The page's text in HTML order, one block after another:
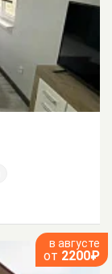
в августе
от 2200₽